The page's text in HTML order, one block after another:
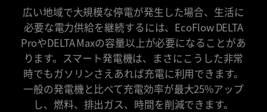
広い地域で大規模な停電が発生した場合、生活に
必要な電力供給を継続するには、EcoFlow DELTA
ProやDELTA Maxの容量以上が必要になることがあ
ります。スマート発電機は、まさにこうした非常
時でもガソリンさえあれば充電に利用できます。
一般の発電機と比べて充電効率が最大25%アップ
し、燃料、排出ガス、時間を削減できます。